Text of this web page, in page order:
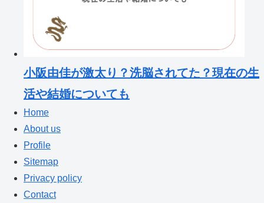
小阪由佳が激太り？洗脳されてた？現在の生
活や結婚についても
Home
About us
Profile
Sitemap
Privacy policy
Contact